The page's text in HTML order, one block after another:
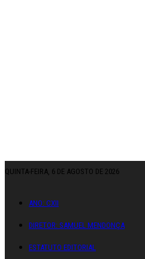
QUINTA-FEIRA, 6 DE AGOSTO DE 2026
ANO: CXII
DIRETOR: SAMUEL MENDONÇA
ESTATUTO EDITORIAL